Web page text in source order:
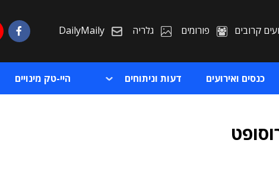
קרובים פורומים גלריה DailyMaily
כנסים ואירועים דעות וניתוחים היי-טק מינויים